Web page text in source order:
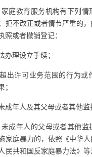
家庭教育服务机构有下列情
拒不改正或者情节严重的
照或者撤销登记：
办理设立手续；
超出许可业务范围的行为或
；
成年人及其父母或者其他监
未成年人的父母或者其他监
家庭暴力的，依照《中华
民共和国反家庭暴力法》